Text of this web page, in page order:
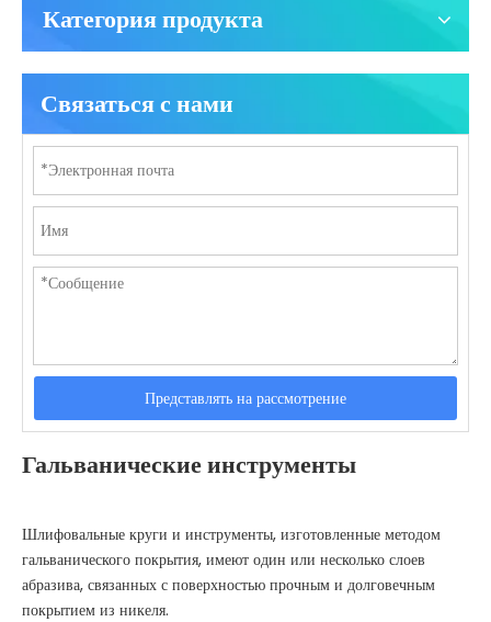
Категория продукта
Связаться с нами
Представлять на рассмотрение
Гальванические инструменты
Шлифовальные круги и инструменты, изготовленные методом
гальванического покрытия, имеют один или несколько слоев
абразива, связанных с поверхностью прочным и долговечным
покрытием из никеля.